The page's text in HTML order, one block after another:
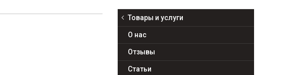
Товары и услуги
О нас
Отзывы
Статьи